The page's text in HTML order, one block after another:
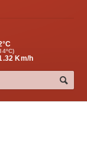
°C
Km/h